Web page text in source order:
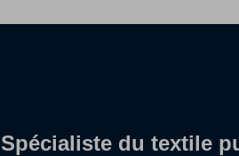
Spécialiste du textile